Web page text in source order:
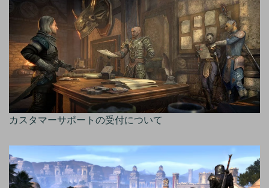
カスタマーサポートの受付について